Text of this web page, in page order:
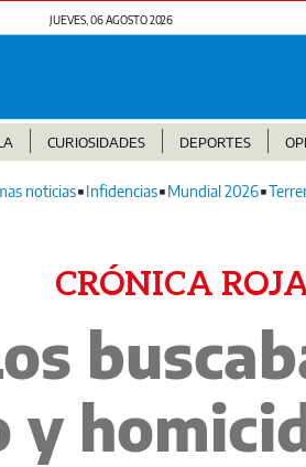
JUEVES, 06 AGOSTO 2026
CURIOSIDADES DEPORTES
noticias Infidencias Mundial 2026
CRÓNICA
y